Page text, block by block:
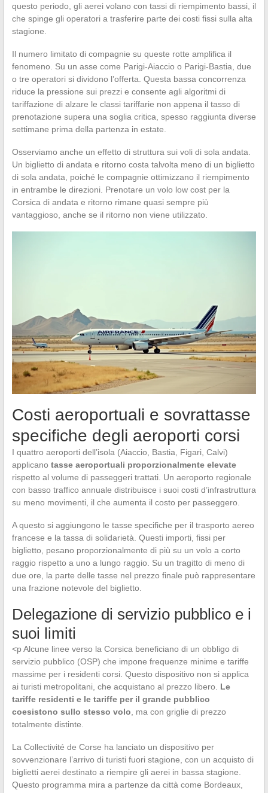
questo periodo, gli aerei volano con tassi di riempimento bassi, il
che spinge gli operatori a trasferire parte dei costi fissi sulla alta
stagione.
Il numero limitato di compagnie su queste rotte amplifica il
fenomeno. Su un asse come Parigi-Aiaccio o Parigi-Bastia, due
o tre operatori si dividono l’offerta. Questa bassa concorrenza
riduce la pressione sui prezzi e consente agli algoritmi di
tariffazione di alzare le classi tariffarie non appena il tasso di
prenotazione supera una soglia critica, spesso raggiunta diverse
settimane prima della partenza in estate.
Osserviamo anche un effetto di struttura sui voli di sola andata.
Un biglietto di andata e ritorno costa talvolta meno di un biglietto
di sola andata, poiché le compagnie ottimizzano il riempimento
in entrambe le direzioni. Prenotare un volo low cost per la
Corsica di andata e ritorno rimane quasi sempre più
vantaggioso, anche se il ritorno non viene utilizzato.
Costi aeroportuali e sovrattasse
specifiche degli aeroporti corsi
I quattro aeroporti dell’isola (Aiaccio, Bastia, Figari, Calvi)
applicano tasse aeroportuali proporzionalmente elevate
rispetto al volume di passeggeri trattati. Un aeroporto regionale
con basso traffico annuale distribuisce i suoi costi d’infrastruttura
su meno movimenti, il che aumenta il costo per passeggero.
A questo si aggiungono le tasse specifiche per il trasporto aereo
francese e la tassa di solidarietà. Questi importi, fissi per
biglietto, pesano proporzionalmente di più su un volo a corto
raggio rispetto a uno a lungo raggio. Su un tragitto di meno di
due ore, la parte delle tasse nel prezzo finale può rappresentare
una frazione notevole del biglietto.
Delegazione di servizio pubblico e i
suoi limiti
<p Alcune linee verso la Corsica beneficiano di un obbligo di
servizio pubblico (OSP) che impone frequenze minime e tariffe
massime per i residenti corsi. Questo dispositivo non si applica
ai turisti metropolitani, che acquistano al prezzo libero. Le
tariffe residenti e le tariffe per il grande pubblico
coesistono sullo stesso volo , ma con griglie di prezzo
totalmente distinte.
La Collectivité de Corse ha lanciato un dispositivo per
sovvenzionare l’arrivo di turisti fuori stagione, con un acquisto di
biglietti aerei destinato a riempire gli aerei in bassa stagione.
Questo programma mira a partenze da città come Bordeaux,